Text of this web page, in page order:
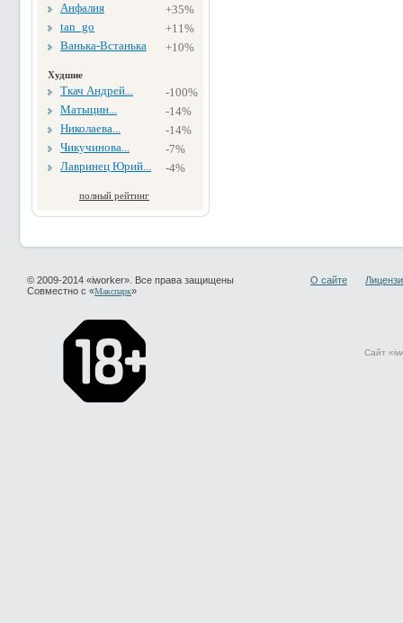
Анфалия
+35%
tan_go
+11%
Ванька-Встанька
+10%
Худшие
Ткач Андрей...
-100%
Матыцин...
-14%
Николаева...
-14%
Чикучинова...
-7%
Лавринец Юрий...
-4%
полный рейтинг
© 2009-2014 «iworker». Все права защищены
Совместно с «Макспарк»
О сайте
Сайт